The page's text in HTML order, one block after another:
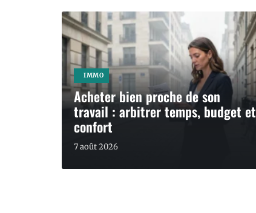
IMMO
Acheter bien proche de son
travail : arbitrer temps, budget et
confort
7 août 2026